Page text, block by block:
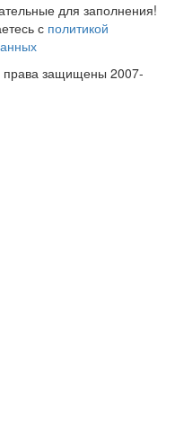
для заполнения!
с политикой
права защищены 2007-